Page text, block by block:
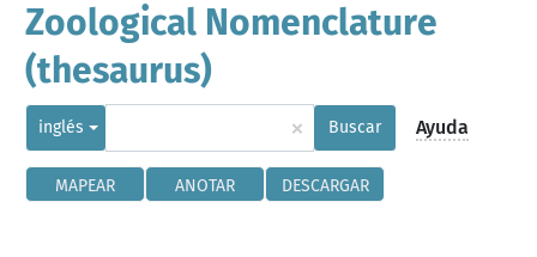
Zoological Nomenclature
(thesaurus)
inglés × Buscar Ayuda
MAPEAR ANOTAR DESCARGAR